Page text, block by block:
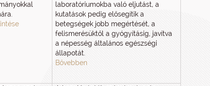
laboratóriumokba való eljutást, a
kutatások pedig elősegítik a
betegségek jobb megértését, a
felismerésüktől a gyógyításig, javítva
a népesség általános egészségi
állapotát.
Bővebben